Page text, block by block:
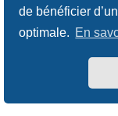
de bénéficier
optimale. En